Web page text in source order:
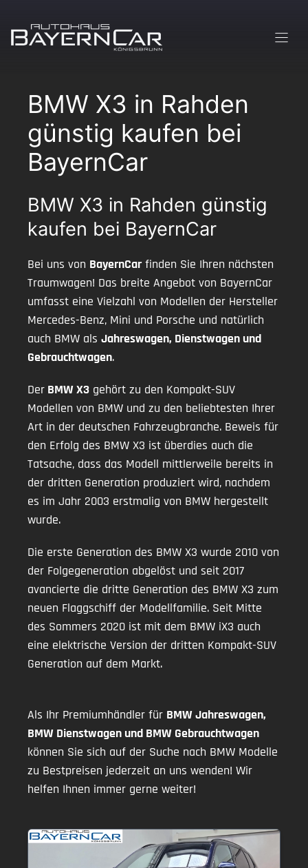
Inhalt
springen
BMW X3 in Rahden
günstig kaufen bei
BayernCar
BMW X3 in Rahden günstig
kaufen bei BayernCar
Bei uns von BayernCar finden Sie Ihren nächsten
Traumwagen! Das breite Angebot von BayernCar
umfasst eine Vielzahl von Modellen der Hersteller
Mercedes-Benz, Mini und Porsche und natürlich
auch BMW als Jahreswagen, Dienstwagen und
Gebrauchtwagen.
Der BMW X3 gehört zu den Kompakt-SUV
Modellen von BMW und zu den beliebtesten Ihrer
Art in der deutschen Fahrzeugbranche. Beweis für
den Erfolg des BMW X3 ist überdies auch die
Tatsache, dass das Modell mittlerweile bereits in
der dritten Generation produziert wird, nachdem
es im Jahr 2003 erstmalig von BMW hergestellt
wurde.
Die erste Generation des BMW X3 wurde 2010 von
der Folgegeneration abgelöst und seit 2017
avancierte die dritte Generation des BMW X3 zum
neuen Flaggschiff der Modellfamilie. Seit Mitte
des Sommers 2020 ist mit dem BMW iX3 auch
eine elektrische Version der dritten Kompakt-SUV
Generation auf dem Markt.
Als Ihr Premiumhändler für BMW Jahreswagen,
BMW Dienstwagen und BMW Gebrauchtwagen
können Sie sich auf der Suche nach BMW Modelle
zu Bestpreisen jederzeit an uns wenden! Wir
helfen Ihnen immer gerne weiter!